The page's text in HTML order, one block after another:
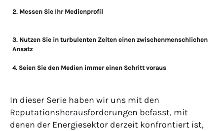
2. Messen Sie Ihr Medienprofil
3. Nutzen Sie in turbulenten Zeiten einen zwischenmenschlichen
Ansatz
4. Seien Sie den Medien immer einen Schritt voraus
In dieser Serie haben wir uns mit den
Reputationsherausforderungen befasst, mit
denen der Energiesektor derzeit konfrontiert ist,